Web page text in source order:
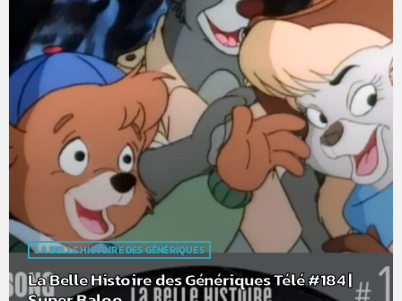
LA BELLE HISTOIRE DES GÉNÉRIQUES
La Belle Histoire des Génériques Télé #184 |